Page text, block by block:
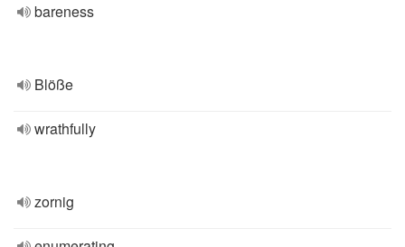
bareness
Blöße
wrathfully
zornig